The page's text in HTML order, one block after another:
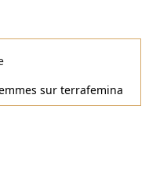
sur terrafemina